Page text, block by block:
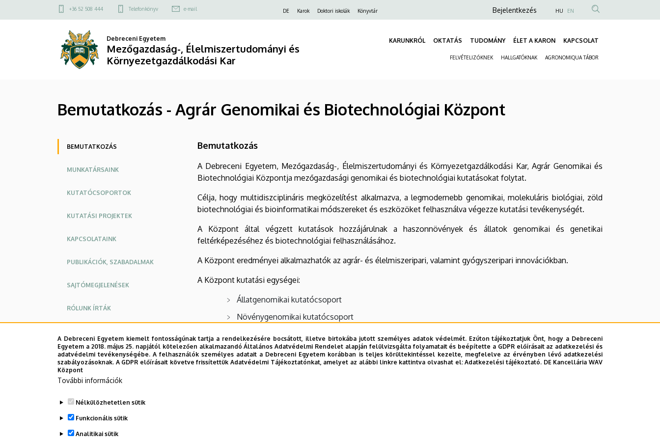
Bemutatkozás
Genomikai
Biotechnológiai
Mezőgazdaság-,
Élelmiszertudományi
Környezetgazdálkodási
a
Felső
menü
+36 52 508 444 Telefonkönyv e-mail DE Karok Doktori iskolák Könyvtár
Anonim
fiók
menüje
Bejelentkezés HU EN
Debreceni Egyetem
Mezőgazdaság-, Élelmiszertudományi és
Környezetgazdálkodási Kar
KARUNKRÓL OKTATÁS TUDOMÁNY ÉLET A KARON KAPCSOLAT
FELVÉTELIZŐKNEK HALLGATÓKNAK AGRONOMIQUA TÁBOR
Bemutatkozás - Agrár Genomikai és Biotechnológiai Központ
Oldalmenü
BEMUTATKOZÁS
MUNKATÁRSAINK
KUTATÓCSOPORTOK
KUTATÁSI PROJEKTEK
KAPCSOLATAINK
PUBLIKÁCIÓK, SZABADALMAK
SAJTÓMEGJELENÉSEK
RÓLUNK ÍRTÁK
Bemutatkozás
A Debreceni Egyetem, Mezőgazdaság-, Élelmiszertudományi és Környezetgazdálkodási Kar, Agrár Genomikai és
Biotechnológiai Központja mezőgazdasági genomikai és biotechnológiai kutatásokat folytat.
Célja, hogy multidiszciplináris megközelítést alkalmazva, a legmodernebb genomikai, molekuláris biológiai, zöld
biotechnológiai és bioinformatikai módszereket és eszközöket felhasználva végezze kutatási tevékenységét.
A Központ által végzett kutatások hozzájárulnak a haszonnövények és állatok genomikai és genetikai
feltérképezéséhez és biotechnológiai felhasználásához.
A Központ eredményei alkalmazhatók az agrár- és élelmiszeripari, valamint gyógyszeripari innovációkban.
A Központ kutatási egységei:
Állatgenomikai kutatócsoport
Növénygenomikai kutatócsoport
Növénybiotechnológiai kutatócsoport
Legutóbbi frissítés: 2022. 08. 01. 19:31
A Debreceni Egyetem kiemelt fontosságúnak tartja a rendelkezésére bocsátott, illetve birtokába jutott személyes adatok védelmét. Ezúton tájékoztatjuk Önt, hogy a Debreceni
Egyetem a 2018. május 25. napjától kötelezően alkalmazandó Általános Adatvédelmi Rendelet alapján felülvizsgálta folyamatait és beépítette a GDPR előírásait az adatkezelési és
adatvédelmi tevékenységébe. A felhasználók személyes adatait a Debreceni Egyetem korábban is teljes körültekintéssel kezelte, megfelelve az érvényben lévő adatkezelési
szabályozásoknak. A GDPR előírásait követve frissítettük Adatvédelmi Tájékoztatónkat, amelyet az alábbi linkre kattintva olvashat el:Adatkezelési tájékoztató. DE Kancellária WAV
Központ
További információk
Nélkülözhetetlen sütik
Funkcionális sütik
Analitikai sütik